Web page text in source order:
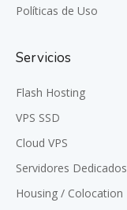
Políticas de Uso
Servicios
Flash Hosting
VPS SSD
Cloud VPS
Servidores Dedicados
Housing / Colocation